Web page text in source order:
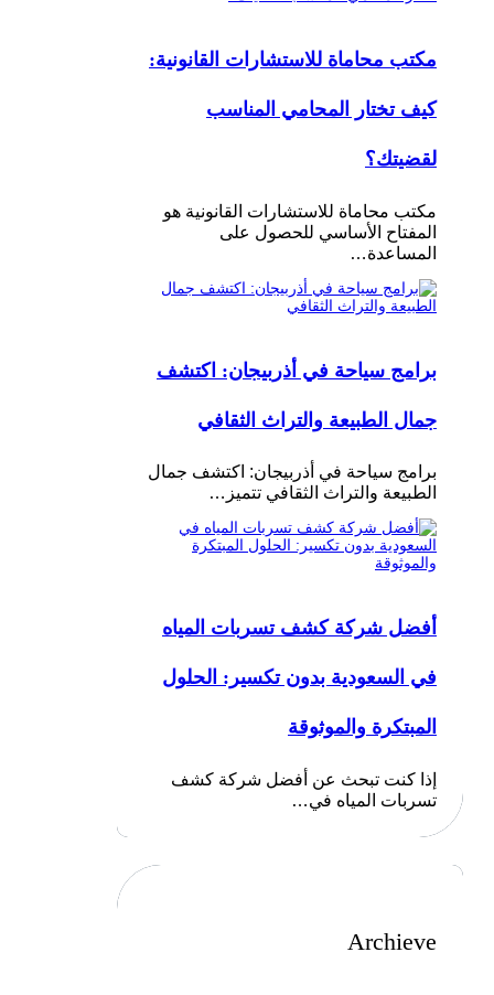
مكتب محاماة للاستشارات القانونية:
كيف تختار المحامي المناسب
لقضيتك؟
مكتب محاماة للاستشارات القانونية هو
المفتاح الأساسي للحصول على
المساعدة…
برامج سياحة في أذربيجان: اكتشف
جمال الطبيعة والتراث الثقافي
برامج سياحة في أذربيجان: اكتشف جمال
الطبيعة والتراث الثقافي تتميز…
أفضل شركة كشف تسربات المياه
في السعودية بدون تكسير: الحلول
المبتكرة والموثوقة
إذا كنت تبحث عن أفضل شركة كشف
تسربات المياه في…
Archieve